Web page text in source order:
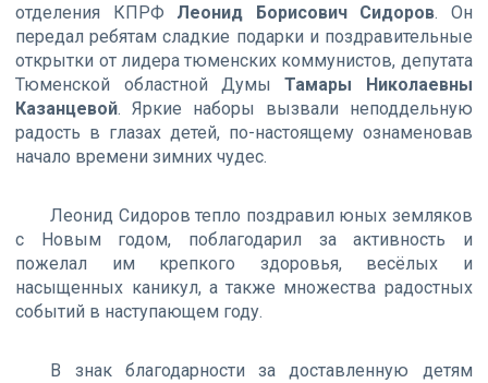
отделения КПРФ Леонид Борисович Сидоров. Он
передал ребятам сладкие подарки и поздравительные
открытки от лидера тюменских коммунистов, депутата
Тюменской областной ДумыТамары Николаевны
Казанцевой. Яркие наборы вызвали неподдельную
радость в глазах детей, по-настоящему ознаменовав
начало времени зимних чудес.
Леонид Сидоров тепло поздравил юных земляков
с Новым годом, поблагодарил за активность и
пожелал им крепкого здоровья, весёлых и
насыщенных каникул, а также множества радостных
событий в наступающем году.
В знак благодарности за доставленную детям